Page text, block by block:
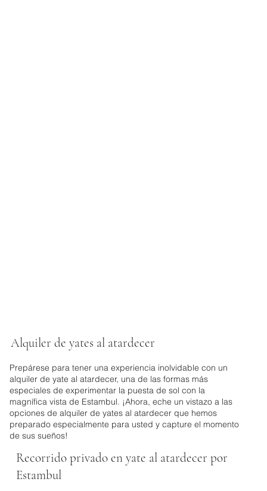
Alquiler de yates al atardecer
Prepárese para tener una experiencia inolvidable con un
alquiler de yate al atardecer, una de las formas más
especiales de experimentar la puesta de sol con la
magnífica vista de Estambul. ¡Ahora, eche un vistazo a las
opciones de alquiler de yates al atardecer que hemos
preparado especialmente para usted y capture el momento
de sus sueños!
¿Qué ofrecemos?
Recorrido privado en yate al atardecer por
Estambul